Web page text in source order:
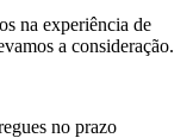
na experiência de
a consideração.
no prazo